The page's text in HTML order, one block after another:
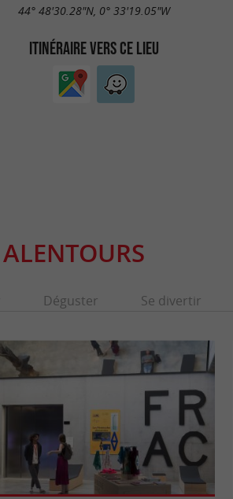
44° 48'30.28"N, 0° 33'19.05"W
ITINÉRAIRE VERS CE LIEU
Déguster Se divertir